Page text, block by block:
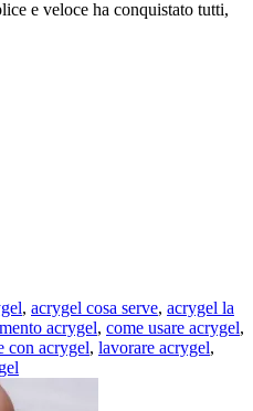
e veloce ha conquistato tutti,
, acrygel cosa serve, acrygel la
acrygel, come usare acrygel,
con acrygel, lavorare acrygel,